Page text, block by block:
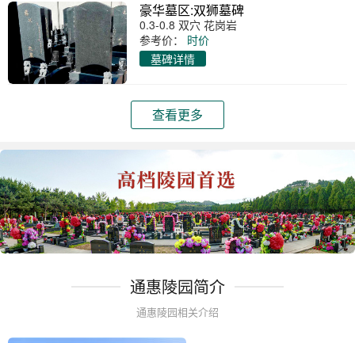
豪华墓区:双狮墓碑
0.3-0.8 双穴 花岗岩
参考价：
时价
墓碑详情
查看更多
通惠陵园简介
通惠陵园相关介绍